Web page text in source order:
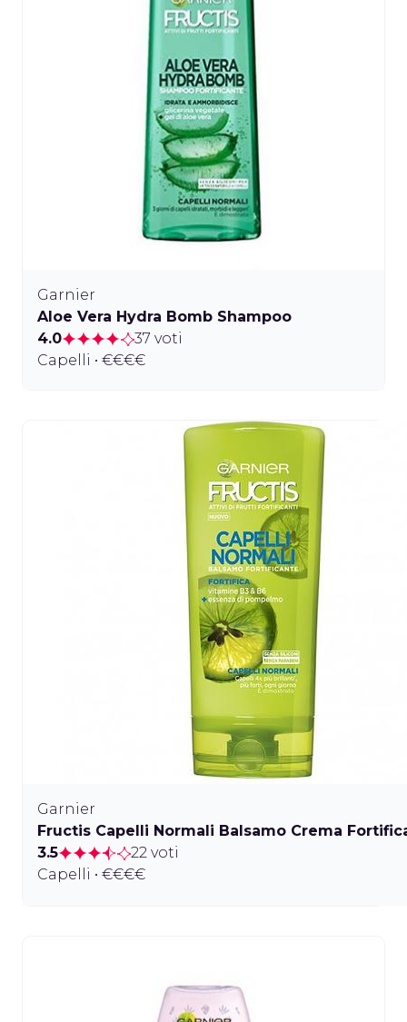
Garnier
Aloe Vera Hydra Bomb Shampoo
4.0
37 voti
Capelli • €€€€
Garnier
Fructis Capelli Normali Balsamo Crema
3.5
22 voti
Capelli • €€€€